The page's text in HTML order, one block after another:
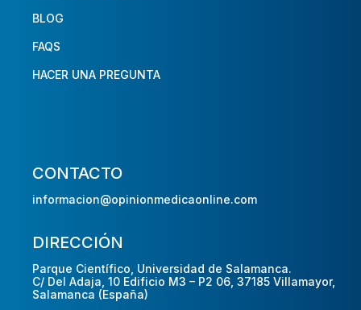
BLOG
FAQS
HACER UNA PREGUNTA
CONTACTO
informacion@opinionmedicaonline.com
DIRECCIÓN
Parque Científico, Universidad de Salamanca.
C/ Del Adaja, 10 Edificio M3 – P2 06, 37185 Villamayor,
Salamanca (España)